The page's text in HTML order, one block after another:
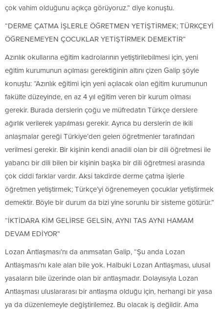
çok vahim olduğunu açıkça görüyoruz.” diye konuştu.
“DERME ÇATMA İŞLERLE ÖĞRETMEN YETİŞTİRMEK; TÜRKÇEYİ
ÖĞRENEMEYEN ÇOCUKLAR YETİŞTİRMEK DEMEKTİR”
Azınlık okullarına eğitim kadrolarının yetiştirilebilmesi için, yeni
eğitim kurumunun açılması gerektiğinin altını çizen Galip şöyle
konuştu: “Azınlık eğitimi için yeni açılacak olan eğitim kurumunun
fakülte düzeyinde, en az 4 yıl eğitim veren bir kurum olması
gerekir. Burada derslerin çoğu ve müfredatın Türkçe derslere
ağırlık verilerek yapılması gerekir. Ayrıca bu derslerin de ikili
anlaşmalar gereği Türkiye’den gelen öğretmenler tarafından
verilmesi gerekir. Bir kişinin kendi anadili olan bir dili öğretmesi ile
yabancı bir dili bilen bir kişinin başka bir dili öğretmesi arasında
çok ciddi farklar vardır. Aksi takdirde derme çatma işlerle
öğretmen yetiştirmek; Türkçe’yi öğrenemeyen çocuklar yetiştirmek
demektir. Böyle bir durum da bizi yine sorunlu bir sisteme götürür.”
“İKTİDARA KİM GELİRSE GELSİN, AYNI TAS AYNI HAMAM
DEVAM EDİYOR”
Lozan Antlaşması’nı da anımsatan Galip, “Şu anda Lozan
Antlaşması’nı kale alan bile yok. Halbuki Lozan Antlaşması, ulusal
yasaların bile üzerinde olan bir antlaşmadır. Dolayısıyla Lozan
Antlaşması uluslararası bir antlaşma olduğu için, herhangi bir yasa
ya da düzenlemeyle değiştirilemez. Bu olacak iş değildir. Ama